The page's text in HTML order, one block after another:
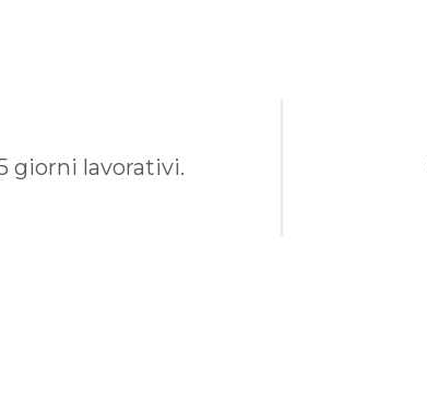
giorni lavorativi.